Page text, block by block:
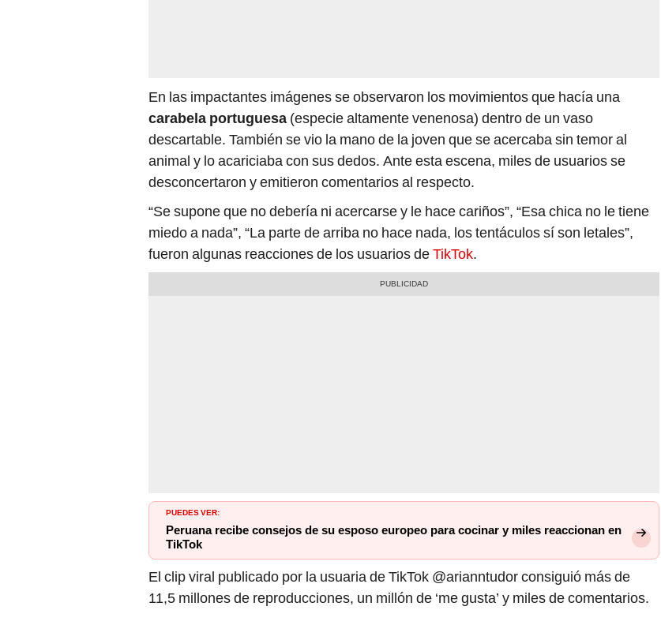
En las impactantes imágenes se observaron los movimientos que hacía una
carabela portuguesa (especie altamente venenosa) dentro de un vaso
descartable. También se vio la mano de la joven que se acercaba sin temor al
animal y lo acariciaba con sus dedos. Ante esta escena, miles de usuarios se
desconcertaron y emitieron comentarios al respecto.
“Se supone que no debería ni acercarse y le hace cariños”, “Esa chica no le tiene
miedo a nada”, “La parte de arriba no hace nada, los tentáculos sí son letales”,
fueron algunas reacciones de los usuarios deTikTok.
PUEDES VER:
Peruana recibe consejos de su esposo europeo para cocinar y miles reaccionan en
TikTok
El clip viral publicado por la usuaria de TikTok @arianntudor consiguió más de
11,5 millones de reproducciones, un millón de ‘me gusta’ y miles de comentarios.